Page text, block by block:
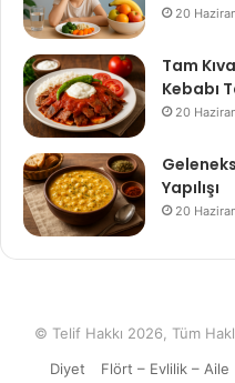
20
Tam
Kebabı
20
Yapılışı
20
© Telif Hakkı 2026, Tüm
Diyet
Flört – Evlilik – Aile